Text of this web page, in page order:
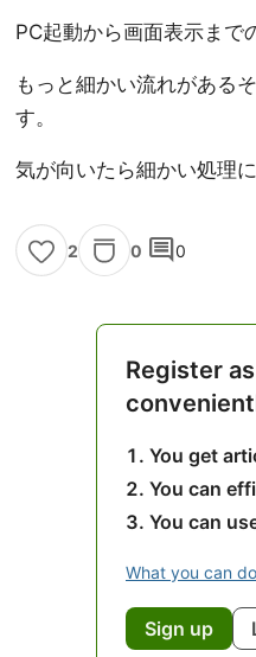
PC起動から画面表示まで
もっと細かい流れがある
す。
気が向いたら細かい処理
2 0 comment0
Register
You get
You can
You can
What you can
Sign up